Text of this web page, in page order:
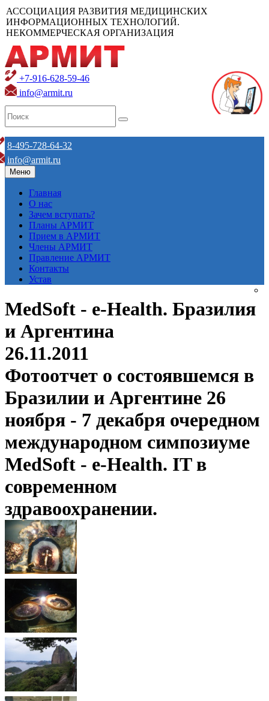
АССОЦИАЦИЯ РАЗВИТИЯ МЕДИЦИНСКИХ
ИНФОРМАЦИОННЫХ ТЕХНОЛОГИЙ.
НЕКОММЕРЧЕСКАЯ ОРГАНИЗАЦИЯ
+7-916-628-59-46
info@armit.ru
8-495-728-64-32
info@armit.ru
Меню
Главная
О нас
Зачем вступать?
Планы АРМИТ
Прием в АРМИТ
Члены АРМИТ
Правление АРМИТ
Контакты
Устав
MedSoft - e-Health. Бразилия
и Аргентина
26.11.2011
Фотоотчет о состоявшемся в
Бразилии и Аргентине 26
ноября - 7 декабря очередном
международном симпозиуме
MedSoft - e-Health. IT в
современном
здравоохранении.